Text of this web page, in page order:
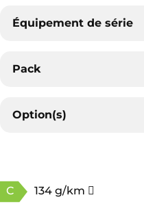
Équipement de série
Pack
Option(s)
C 134 g/km